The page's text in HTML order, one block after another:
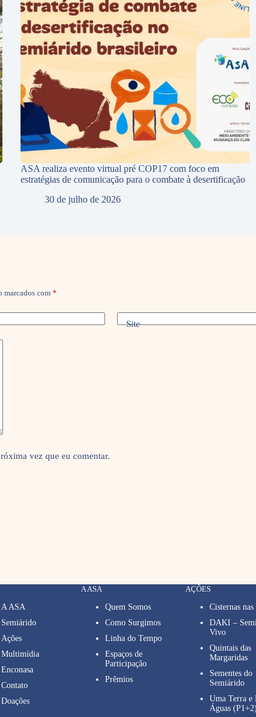
ASA realiza evento virtual pré COP17 com foco em
estratégias de comunicação para o combate à desertificação
30 de julho de 2026
marcados com *
Site
vez que eu comentar.
A ASA
Semiárido
Ações
Multimídia
Enconasa
Contato
Doações
A ASA
Quem Somos
Como Surgimos
Linha do Tempo
Espaços de
Participação
Prêmios
AÇÕES
Cisternas nas
DAKI –
Vivo
Quintais das
Margaridas
Sementes do
Semiárido
Uma Terra e
Águas (P1+2)